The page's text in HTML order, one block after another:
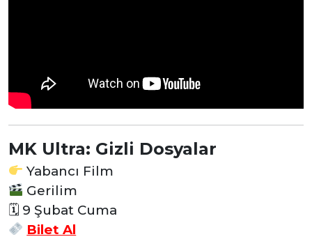
MK Ultra: Gizli Dosyalar
Yabancı Film
Gerilim
🗓 9 Şubat Cuma
Bilet Al